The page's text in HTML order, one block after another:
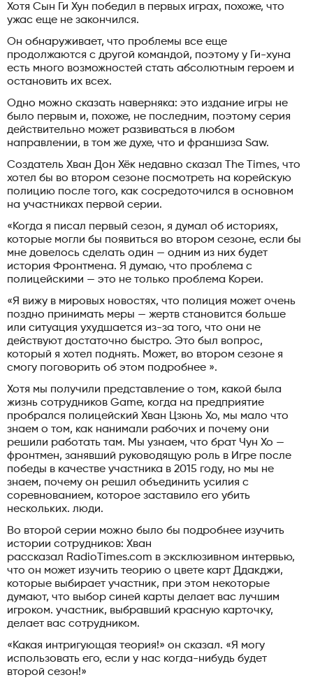
Хотя Сын Ги Хун победил в первых играх, похоже, что
ужас еще не закончился.
Он обнаруживает, что проблемы все еще
продолжаются с другой командой, поэтому у Ги-хуна
есть много возможностей стать абсолютным героем и
остановить их всех.
Одно можно сказать наверняка: это издание игры не
было первым и, похоже, не последним, поэтому серия
действительно может развиваться в любом
направлении, в том же духе, что и франшиза Saw.
Создатель Хван Дон Хёк недавно сказал The Times, что
хотел бы во втором сезоне посмотреть на корейскую
полицию после того, как сосредоточился в основном
на участниках первой серии.
«Когда я писал первый сезон, я думал об историях,
которые могли бы появиться во втором сезоне, если бы
мне довелось сделать один — одним из них будет
история Фронтмена. Я думаю, что проблема с
полицейскими — это не только проблема Кореи.
«Я вижу в мировых новостях, что полиция может очень
поздно принимать меры — жертв становится больше
или ситуация ухудшается из-за того, что они не
действуют достаточно быстро. Это был вопрос,
который я хотел поднять. Может, во втором сезоне я
смогу поговорить об этом подробнее ».
Хотя мы получили представление о том, какой была
жизнь сотрудников Game, когда на предприятие
пробрался полицейский Хван Цзюнь Хо, мы мало что
знаем о том, как нанимали рабочих и почему они
решили работать там. Мы узнаем, что брат Чун Хо —
фронтмен, занявший руководящую роль в Игре после
победы в качестве участника в 2015 году, но мы не
знаем, почему он решил объединить усилия с
соревнованием, которое заставило его убить
нескольких. люди.
Во второй серии можно было бы подробнее изучить
истории сотрудников: Хван
рассказал RadioTimes.com в эксклюзивном интервью,
что он может изучить теорию о цвете карт Ддакджи,
которые выбирает участник, при этом некоторые
думают, что выбор синей карты делает вас лучшим
игроком. участник, выбравший красную карточку,
делает вас сотрудником.
«Какая интригующая теория!» он сказал. «Я могу
использовать его, если у нас когда-нибудь будет
второй сезон!»